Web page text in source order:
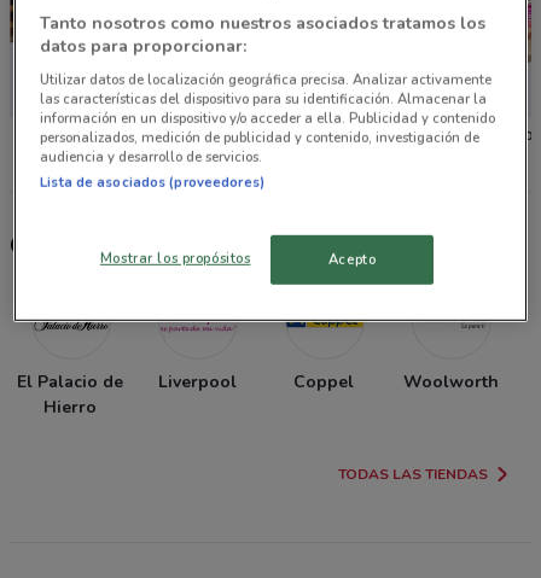
El Palacio de Hierro Liverpool
Otras tiendas seleccionadas para ti
El Palacio de
Hierro
Liverpool Coppel Woolworth
TODAS LAS TIENDAS
Tanto nosotros como nuestros asociados tratamos los
datos para proporcionar:
Utilizar datos de localización geográfica precisa. Analizar activamente
las características del dispositivo para su identificación. Almacenar la
información en un dispositivo y/o acceder a ella. Publicidad y contenido
personalizados, medición de publicidad y contenido, investigación de
audiencia y desarrollo de servicios.
Lista de asociados (proveedores)
Mostrar los propósitos Acepto